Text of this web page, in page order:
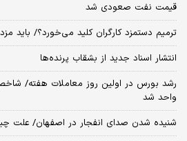
قیمت نفت صعودی شد
ترمیم دستمزد کارگران کلید می‌خورد؟/ باید مزد
انتشار اسناد جدید از بشقاب پرنده‌ها
واحد شد
شنیده شدن صدای انفجار در اصفهان/ علت